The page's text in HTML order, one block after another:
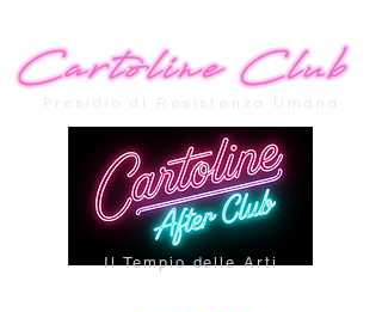
Presidio di Resistenza Umana
Il Tempio delle Arti